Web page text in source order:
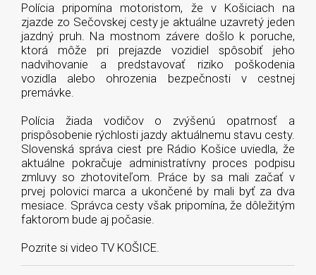
Polícia pripomína motoristom, že v Košiciach na
zjazde zo Sečovskej cesty je aktuálne uzavretý jeden
jazdný pruh. Na mostnom závere došlo k poruche,
ktorá môže pri prejazde vozidiel spôsobiť jeho
nadvihovanie a predstavovať riziko poškodenia
vozidla alebo ohrozenia bezpečnosti v cestnej
premávke.
Polícia žiada vodičov o zvýšenú opatrnosť a
prispôsobenie rýchlosti jazdy aktuálnemu stavu cesty.
Slovenská správa ciest pre Rádio Košice uviedla, že
aktuálne pokračuje administratívny proces podpisu
zmluvy so zhotoviteľom. Práce by sa mali začať v
prvej polovici marca a ukončené by mali byť za dva
mesiace. Správca cesty však pripomína, že dôležitým
faktorom bude aj počasie.
Pozrite si video TV KOŠICE.